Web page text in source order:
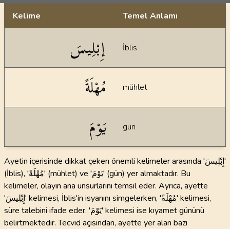
Kelime Temel Anlamı
إِبْلِيسَ İblis
مُهْلَةً mühlet
يَوْمَ gün
Ayetin içerisinde dikkat çeken önemli kelimeler arasında 'إِبْلِيسَ'
(İblis), 'مُهْلَةً' (mühlet) ve 'يَوْمَ' (gün) yer almaktadır. Bu
kelimeler, olayın ana unsurlarını temsil eder. Ayrıca, ayette
'إِبْلِيسَ' kelimesi, İblis'in isyanını simgelerken, 'مُهْلَةً' kelimesi,
süre talebini ifade eder. 'يَوْمَ' kelimesi ise kıyamet gününü
belirtmektedir. Tecvid açısından, ayette yer alan bazı